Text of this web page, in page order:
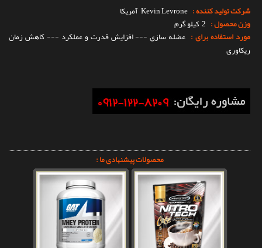
شرکت تولید کننده : Kevin Levrone آمریکا
وزن محصول : 2 کیلو گرم
مورد استفاده برای : عضله سازی --- افزایش قدرت و عملکرد --- کاهش زمان
ریکاوری
محصولات پیشنهادی ما :